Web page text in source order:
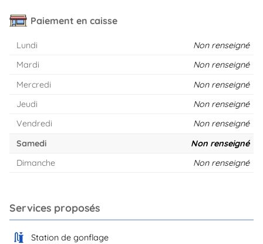
Paiement en caisse
Lundi
Non renseigné
Mardi
Non renseigné
Mercredi
Non renseigné
Jeudi
Non renseigné
Vendredi
Non renseigné
Samedi
Non renseigné
Dimanche
Non renseigné
Services proposés
Station de gonflage